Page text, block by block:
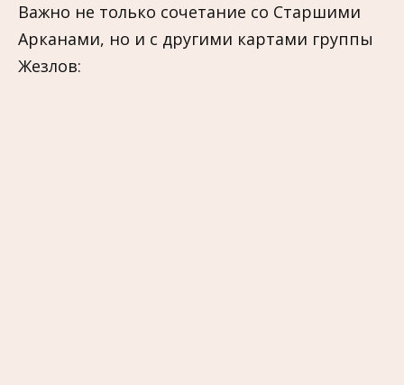
Важно не только сочетание со Старшими
Арканами, но и с другими картами группы
Жезлов: